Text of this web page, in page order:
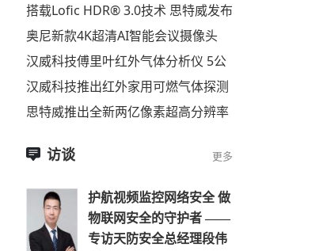
搭载Lofic HDR® 3.0技术 思特威发布
全新5000万像素1.0μm像素尺寸超高
动态范围CMOS图像
奥尼新款4K超清AI智能会议摄像头
C98Pro即将上市
汉威科技傅里叶红外气体分析仪 5公
里开外，500种气体，一眼便知！
汉威科技推出红外家用可燃气体探测
器
思特威推出全新两亿像素超高分辨率
访谈 更多
护航视频监控网络安全 做
物联网安全的守护者 ——
专访天防安全总经理段伟